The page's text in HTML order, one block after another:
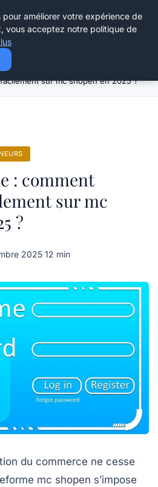
Guide pratique : comment s’inscrire
facilement sur mc shopen en 2025 ?
: comment
sur mc
?
2025·12 min
du commerce ne cesse
mc shopen s’impose
pour améliorer votre expérience de
vous acceptez notre politique de